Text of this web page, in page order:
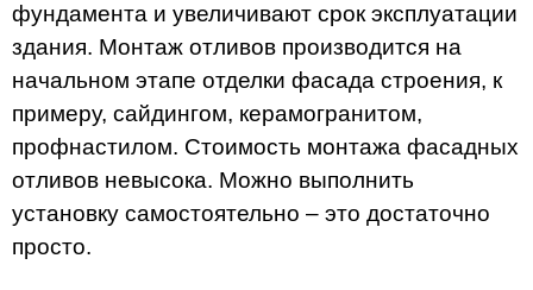
фундамента и увеличивают срок эксплуатации
здания. Монтаж отливов производится на
начальном этапе отделки фасада строения, к
примеру, сайдингом, керамогранитом,
профнастилом. Стоимость монтажа фасадных
отливов невысока. Можно выполнить
установку самостоятельно – это достаточно
просто.